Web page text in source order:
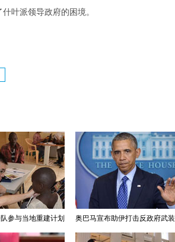
叶派领导政府的困境。
参与当地重建计划 奥巴马宣布助伊打击反政府武装